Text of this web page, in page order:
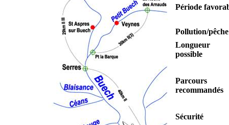
Période
Pollution/pêche
Longueur
possible
Parcours
recommandés
Sécurité